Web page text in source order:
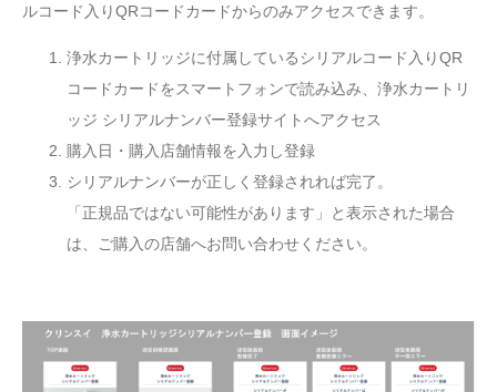
ルコード入りQRコードカードからのみアクセスできます。
浄水カートリッジに付属しているシリアルコード入りQR
コードカードをスマートフォンで読み込み、浄水カートリ
ッジ シリアルナンバー登録サイトへアクセス
購入日・購入店舗情報を入力し登録
シリアルナンバーが正しく登録されれば完了。
「正規品ではない可能性があります」と表示された場合
は、ご購入の店舗へお問い合わせください。